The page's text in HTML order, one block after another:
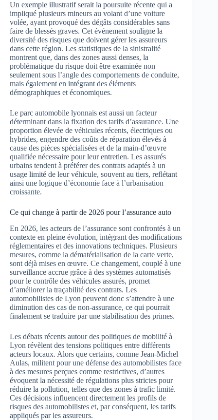
Un exemple illustratif serait la poursuite récente qui a
impliqué plusieurs mineurs au volant d’une voiture
volée, ayant provoqué des dégâts considérables sans
faire de blessés graves. Cet événement souligne la
diversité des risques que doivent gérer les assureurs
dans cette région. Les statistiques de la sinistralité
montrent que, dans des zones aussi denses, la
problématique du risque doit être examinée non
seulement sous l’angle des comportements de conduite,
mais également en intégrant des éléments
démographiques et économiques.
Le parc automobile lyonnais est aussi un facteur
déterminant dans la fixation des tarifs d’assurance. Une
proportion élevée de véhicules récents, électriques ou
hybrides, engendre des coûts de réparation élevés à
cause des pièces spécialisées et de la main-d’œuvre
qualifiée nécessaire pour leur entretien. Les assurés
urbains tendent à préférer des contrats adaptés à un
usage limité de leur véhicule, souvent au tiers, reflétant
ainsi une logique d’économie face à l’urbanisation
croissante.
Ce qui change à partir de 2026 pour l’assurance auto
En 2026, les acteurs de l’assurance sont confrontés à un
contexte en pleine évolution, intégrant des modifications
réglementaires et des innovations techniques. Plusieurs
mesures, comme la dématérialisation de la carte verte,
sont déjà mises en œuvre. Ce changement, couplé à une
surveillance accrue grâce à des systèmes automatisés
pour le contrôle des véhicules assurés, promet
d’améliorer la traçabilité des contrats. Les
automobilistes de Lyon peuvent donc s’attendre à une
diminution des cas de non-assurance, ce qui pourrait
finalement se traduire par une stabilisation des primes.
Les débats récents autour des politiques de mobilité à
Lyon révèlent des tensions politiques entre différents
acteurs locaux. Alors que certains, comme Jean-Michel
Aulas, militent pour une défense des automobilistes face
à des mesures perçues comme restrictives, d’autres
évoquent la nécessité de régulations plus strictes pour
réduire la pollution, telles que des zones à trafic limité.
Ces décisions influencent directement les profils de
risques des automobilistes et, par conséquent, les tarifs
appliqués par les assureurs.